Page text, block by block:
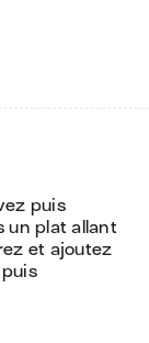
puis
un plat allant
et ajoutez